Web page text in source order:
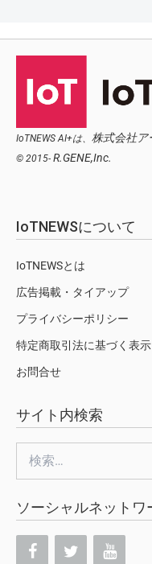
IoTNEWS AI+は、 株式会社ア
© 2015- R.GENE,Inc.
IoTNEWSについて
IoTNEWSとは
広告掲載・タイアップ
プライバシーポリシー
特定商取引法に基づく表示
お問合せ
サイト内検索
索:
ソーシャルネットワ